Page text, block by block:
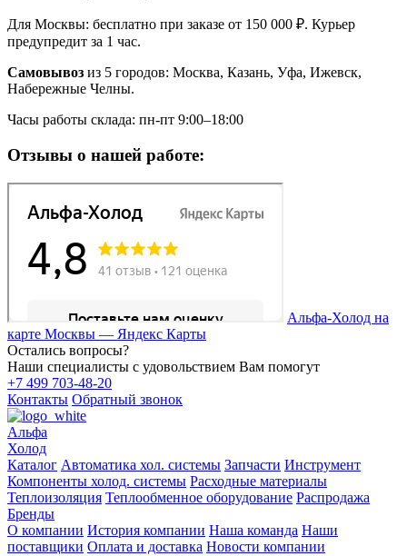
Для Москвы: бесплатно при заказе от 150 000 ₽. Курьер
предупредит за 1 час.
Самовывоз из 5 городов: Москва, Казань, Уфа, Ижевск,
Набережные Челны.
Часы работы склада: пн-пт 9:00–18:00
Отзывы о нашей работе:
Альфа-Холод на
карте Москвы — Яндекс Карты
Остались вопросы?
Наши специалисты с удовольствием Вам помогут
+7 499 703-48-20
Контакты Обратный звонок
Альфа
Холод
Каталог Автоматика хол. системы Запчасти Инструмент
Компоненты холод. системы Расходные материалы
Теплоизоляция Теплообменное оборудование Распродажа
Бренды
О компании История компании Наша команда Наши
поставщики Оплата и доставка Новости компании